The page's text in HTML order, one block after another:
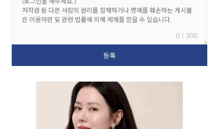
0 / 300